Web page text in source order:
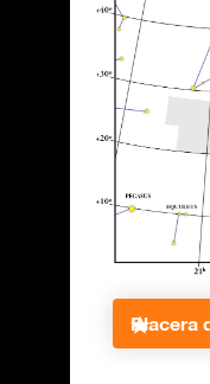
Placera